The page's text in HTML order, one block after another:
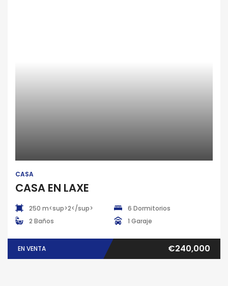
CASA
CASA EN LAXE
250 m<sup>2</sup>
6 Dormitorios
2 Baños
1 Garaje
EN VENTA €240,000